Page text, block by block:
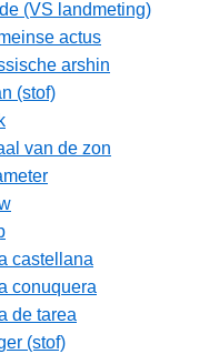
(VS landmeting)
actus
arshin
(stof)
van de zon
castellana
conuquera
de tarea
(stof)